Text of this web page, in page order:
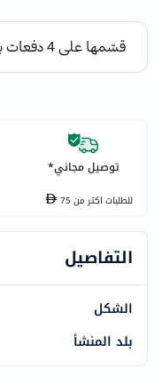
توصيل مجاني*
للطلبات اكتر من75
التفاصيل
الشكل
بلد المنشأ